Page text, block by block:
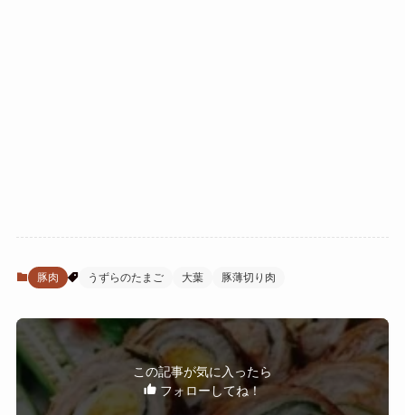
豚肉 うずらのたまご 大葉 豚薄切り肉
この記事が気に入ったら
フォローしてね！